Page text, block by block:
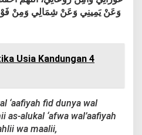
وَعَنْ يَمِينِي وَعَنْ شِمَالِي وَمِنْ
Usia Kandungan 4
‘aafiyah fid dunya wal
as-alukal ‘afwa wal’aafiyah
wa maalii,